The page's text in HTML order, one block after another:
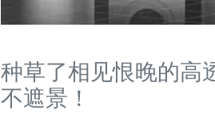
种草了相见恨晚的高
不遮景！